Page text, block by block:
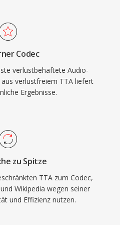
Browser einen Opus-
Discord, Zoom
auf Opus für Echtzeit-
Codec
verlustbehaftete Audio-
verlustfreiem TTA liefert
Ergebnisse.
zu Spitze
TTA zum Codec,
Wikipedia wegen seiner
und Effizienz nutzen.